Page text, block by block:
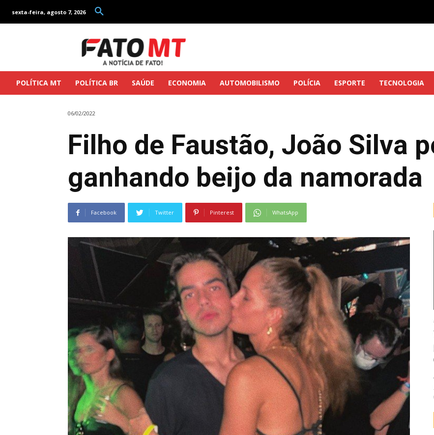
sexta-feira, agosto 7, 2026
POLÍTICA MT POLÍTICA BR SAÚDE ECONOMIA AUTOMOBILISMO POLÍCIA ESPORTE TECNOLOGIA
06/02/2022
Filho de Faustão, João Silva
ganhando beijo da namorada
Facebook Twitter Pinterest WhatsApp